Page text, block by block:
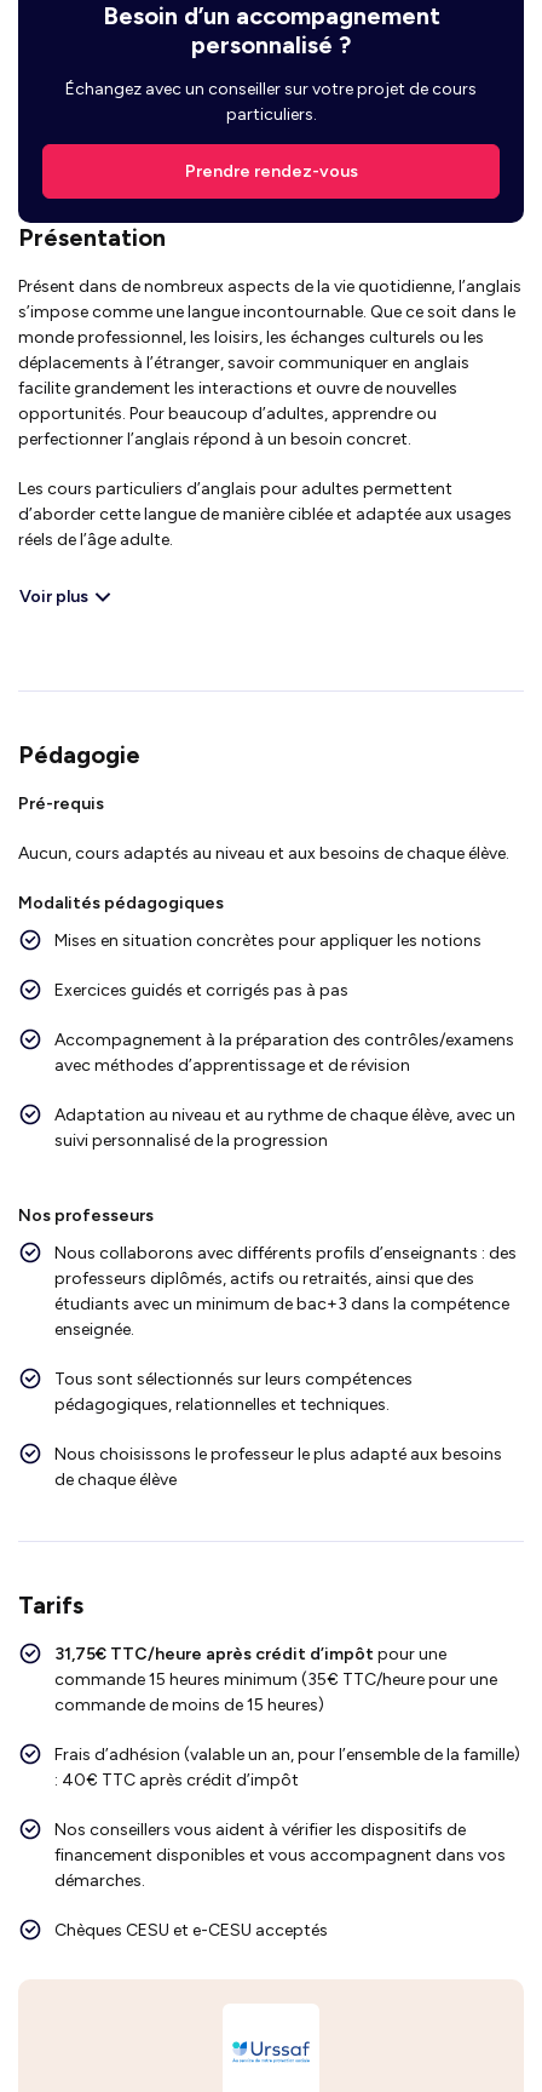
Besoin d’un accompagnement
personnalisé ?
Échangez avec un conseiller sur votre projet de cours
particuliers.
Prendre rendez-vous
Présentation
Présent dans de nombreux aspects de la vie quotidienne, l’anglais
s’impose comme une langue incontournable. Que ce soit dans le
monde professionnel, les loisirs, les échanges culturels ou les
déplacements à l’étranger, savoir communiquer en anglais
facilite grandement les interactions et ouvre de nouvelles
opportunités. Pour beaucoup d’adultes, apprendre ou
perfectionner l’anglais répond à un besoin concret.
Les cours particuliers d’anglais pour adultes permettent
d’aborder cette langue de manière ciblée et adaptée aux usages
réels de l’âge adulte.
Voir plus
Pédagogie
Pré-requis
Aucun, cours adaptés au niveau et aux besoins de chaque élève.
Modalités pédagogiques
Mises en situation concrètes pour appliquer les notions
Exercices guidés et corrigés pas à pas
Accompagnement à la préparation des contrôles/examens
avec méthodes d’apprentissage et de révision
Adaptation au niveau et au rythme de chaque élève, avec un
suivi personnalisé de la progression
Nos professeurs
Nous collaborons avec différents profils d’enseignants : des
professeurs diplômés, actifs ou retraités, ainsi que des
étudiants avec un minimum de bac+3 dans la compétence
enseignée.
Tous sont sélectionnés sur leurs compétences
pédagogiques, relationnelles et techniques.
Nous choisissons le professeur le plus adapté aux besoins
de chaque élève
Tarifs
31,75€ TTC/heure après crédit d’impôt pour une
commande 15 heures minimum (35€ TTC/heure pour une
commande de moins de 15 heures)
Frais d’adhésion (valable un an, pour l’ensemble de la famille)
: 40€ TTC après crédit d’impôt
Nos conseillers vous aident à vérifier les dispositifs de
financement disponibles et vous accompagnent dans vos
démarches.
Chèques CESU et e-CESU acceptés